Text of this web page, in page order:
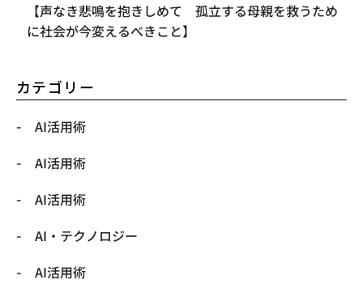
【声なき悲鳴を抱きしめて 孤立する母親を救うため
に社会が今変えるべきこと】
カテゴリー
AI活用術
AI活用術
AI活用術
​AI・テクノロジー
​AI活用術